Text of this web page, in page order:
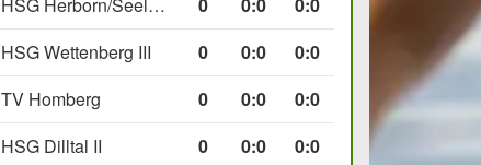
HSG Wettenberg III 0 0:0
0:0
TV Homberg 0 0:0
0:0
HSG Dilltal II 0 0:0
0:0